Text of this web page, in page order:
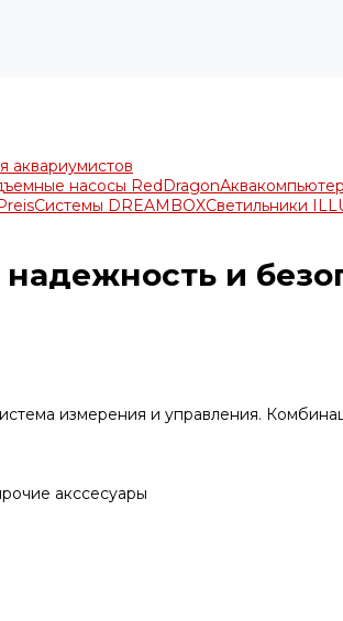
аквариумистов
насосы RedDragon
Системы DREAMBOXСветильники
и
измерения и управления.
акссесуары